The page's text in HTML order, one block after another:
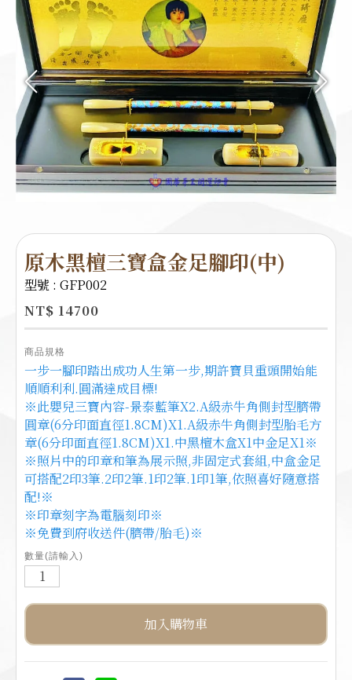
原木黑檀三寶盒金足腳印(中)
型號 : GFP002
NT$ 14700
商品規格
一步一腳印踏出成功人生第一步,期許寶貝重頭開始能
順順利利.圓滿達成目標!
※此嬰兒三寶內容-景泰藍筆X2.A級赤牛角側封型臍帶
圓章(6分印面直徑1.8CM)X1.A級赤牛角側封型胎毛方
章(6分印面直徑1.8CM)X1.中黑檀木盒X1中金足X1※
※照片中的印章和筆為展示照,非固定式套組,中盒金足
可搭配2印3筆.2印2筆.1印2筆.1印1筆,依照喜好隨意搭
配!※
※印章刻字為電腦刻印※
※免費到府收送件(臍帶/胎毛)※
數量(請輸入)